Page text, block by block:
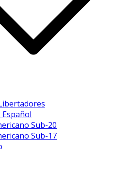
Sub-20
Sub-17